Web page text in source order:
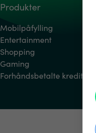
Produkter
Mobilpåfylling
Entertainment
Shopping
Gaming
Forhåndsbetalte kredittkort